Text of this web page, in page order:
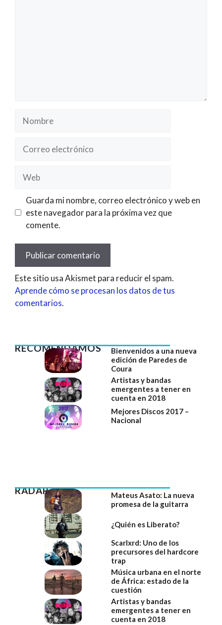
electrónico
Guarda mi nombre, correo electrónico y web en
este navegador para la próxima vez que
comente.
Este sitio usa Akismet para reducir el spam.
Aprende cómo se procesan los datos de tus
comentarios.
RECOMENDAMOS
Bienvenidos a una nueva
edición de Paredes de
Coura
Artistas y bandas
emergentes a tener en
cuenta en 2018
Mejores Discos 2017 –
Nacional
RADAR
Mateus Asato: La nueva
promesa de la guitarra
¿Quién es Liberato?
Scarlxrd: Uno de los
precursores del hardcore
trap
Música urbana en el norte
de África: estado de la
cuestión
Artistas y bandas
emergentes a tener en
cuenta en 2018